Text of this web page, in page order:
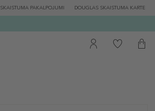
SKAISTUMA PAKALPOJUMI DOUGLAS SKAISTUMA KARTE